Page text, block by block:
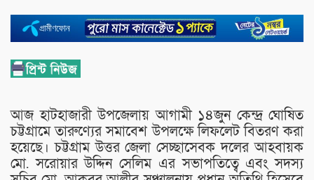
আজ হাটহাজারী উপজেলায় আগামী ১৪জুন কেন্দ্র ঘোষিত
চট্টগ্রামে তারুণ্যের সমাবেশ উপলক্ষে লিফলেট বিতরণ করা
হয়েছে। চট্টগ্রাম উত্তর জেলা সেচ্ছাসেবক দলের আহবায়ক
মো. সরোয়ার উদ্দিন সেলিম এর সভাপতিত্বে এবং সদস্য